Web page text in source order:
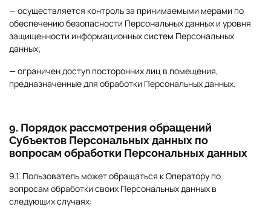
— осуществляется контроль за принимаемыми мерами по
обеспечению безопасности Персональных данных и уровня
защищенности информационных систем Персональных
данных;
— ограничен доступ посторонних лиц в помещения,
предназначенные для обработки Персональных данных.
9. Порядок рассмотрения обращений
Субъектов Персональных данных по
вопросам обработки Персональных данных
9.1. Пользователь может обращаться к Оператору по
вопросам обработки своих Персональных данных в
следующих случаях: